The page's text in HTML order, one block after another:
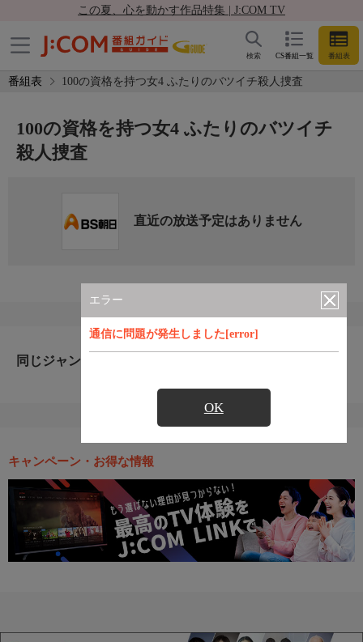
この夏、心を動かす作品特集 | J:COM TV
CS番組一覧 番組表
検索
番組表 100の資格を持つ女4 ふたりのバツイチ殺人捜査
エラー
通信に問題が発生しました[error]
OK
100の資格を持つ女4 ふたりのバツイチ
殺人捜査
直近の放送予定はありません
同じジャンルのおすすめ番組
キャンペーン・お得な情報